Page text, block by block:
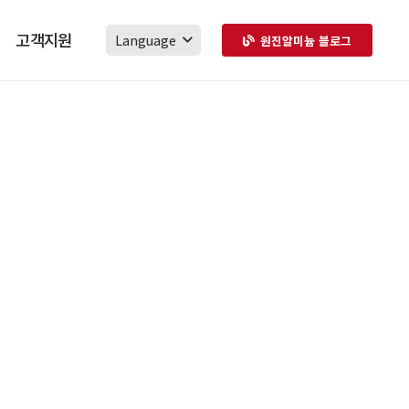
고객지원 Language 원진알미늄 블로그